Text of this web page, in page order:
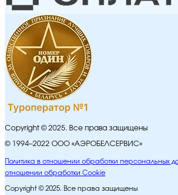
Copyright © 2025. Все права защищены
© 1994–2022 ООО «АЭРОБЕЛСЕРВИС»
Политика в отношении обработки персональных
отношении обработки Cookie
Copyright © 2025. Все права защищены